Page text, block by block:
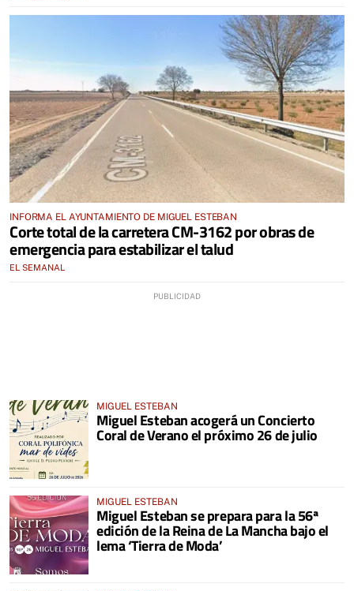
INFORMA EL AYUNTAMIENTO DE MIGUEL ESTEBAN
Corte total de la carretera CM-3162 por obras de
emergencia para estabilizar el talud
EL SEMANAL
MIGUEL ESTEBAN
Miguel Esteban acogerá un Concierto
Coral de Verano el próximo 26 de julio
MIGUEL ESTEBAN
Miguel Esteban se prepara para la 56ª
edición de la Reina de La Mancha bajo el
lema ‘Tierra de Moda’